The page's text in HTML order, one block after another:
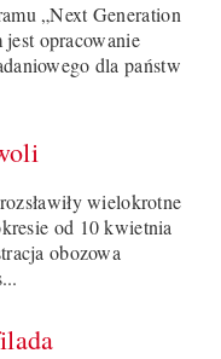
„Next Generation
opracowanie
dla państw
wielokrotne
od 10 kwietnia
obozowa